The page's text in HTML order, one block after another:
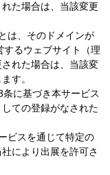
た場合は、当該変更
は、そのドメインが
するウェブサイト（理
れた場合は、当該変
す。
に基づき本サービス
ての登録がなされた
ビスを通じて特定の
により出展を許可さ